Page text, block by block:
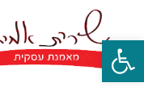
פתח סרגל נגישות